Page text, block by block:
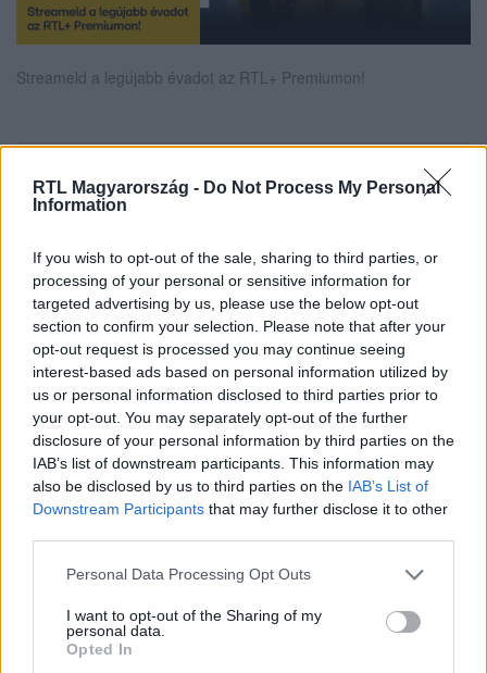
RTL Magyarország - Do Not Process My Personal
Information
If you wish to opt-out of the sale, sharing to third parties, or
processing of your personal or sensitive information for
targeted advertising by us, please use the below opt-out
section to confirm your selection. Please note that after your
opt-out request is processed you may continue seeing
interest-based ads based on personal information utilized by
us or personal information disclosed to third parties prior to
your opt-out. You may separately opt-out of the further
disclosure of your personal information by third parties on the
IAB’s list of downstream participants. This information may
also be disclosed by us to third parties on the IAB’s List of
Downstream Participants that may further disclose it to other
Please note that this website/app uses one or more Google
not limited to your visit or usage behaviour. You may click to
grant or deny consent to Google and its third-party tags to
use your data for below specified purposes in below Google
Personal Data Processing Opt Outs
I want to opt-out of the Sharing of my
personal data.
Opted In
Streameld a legújabb évadot az RTL+ Premiumon!
legyen a Google-találatokban!
Kövess minket, és értesülj a friss hírekről a
Facebookon is!